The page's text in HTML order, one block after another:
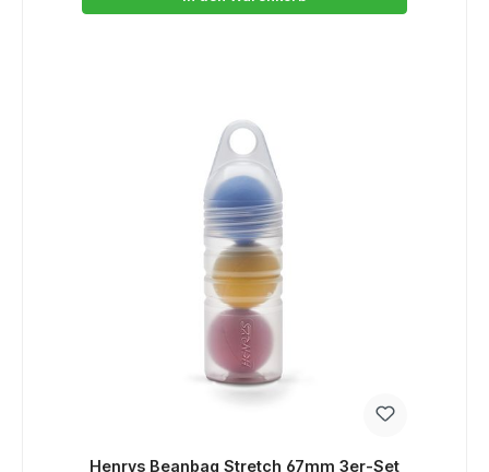
Henrys Beanbag Stretch 67mm 3er-Set